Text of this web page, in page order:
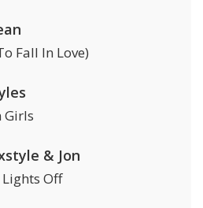
Fall In Love)
Girls
& Jon
Off